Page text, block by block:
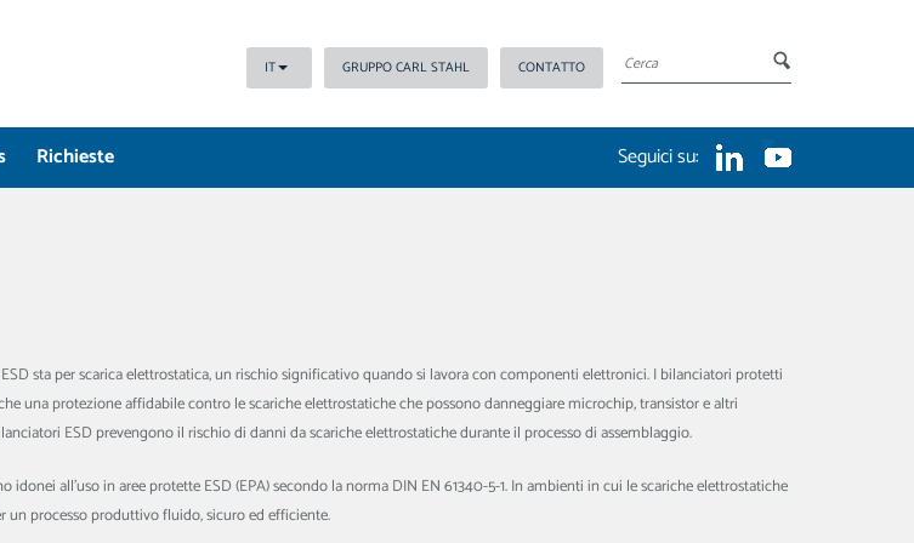
IT GRUPPO CARL STAHL CONTATTO
Richieste Seguici su:
sta per scarica elettrostatica, un rischio significativo quando si lavora con componenti elettronici. I bilanciatori protetti
una protezione affidabile contro le scariche elettrostatiche che possono danneggiare microchip, transistor e altri
ESD prevengono il rischio di danni da scariche elettrostatiche durante il processo di assemblaggio.
all’uso in aree protette ESD (EPA) secondo la norma DIN EN 61340-5-1. In ambienti in cui le scariche elettrostatiche
processo produttivo fluido, sicuro ed efficiente.